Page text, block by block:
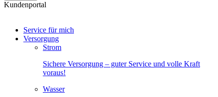
Kundenportal
Service für mich
Versorgung
Strom
Sichere Versorgung – guter Service und volle Kraft
voraus!
Wasser